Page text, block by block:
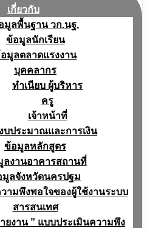
เกี่ยวกับ
มูลพื้นฐาน วก.นฐ.
ข้อมูลนักเรียน
มูลตลาดแรงงาน
บุคคลากร
ทำเนียบ ผู้บริหาร
ครู
เจ้าหน้าที่
ประมาณเเละการเงิน
ข้อมูลหลักสูตร
ลงานอาคารสถานที่
ลจังหวัดนครปฐม
ามพึงพอใจของผู้ใช้งานระบบ
สารสนเทศ
ยงาน ” แบบประเมินความพึง